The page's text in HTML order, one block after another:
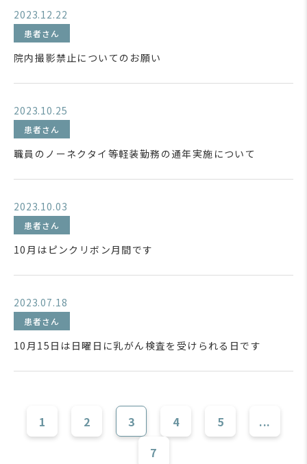
2023.12.22
患者さん
院内撮影禁止についてのお願い
2023.10.25
患者さん
職員のノーネクタイ等軽装勤務の通年実施について
2023.10.03
患者さん
10月はピンクリボン月間です
2023.07.18
患者さん
10月15日は日曜日に乳がん検査を受けられる日です
1 2 3 4 5
...
7